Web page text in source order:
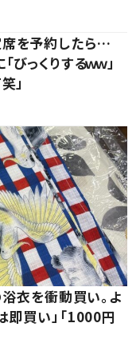
を予約したら…
っくりするｗｗ」
」
衣を衝動買い。よ
買い」「1000円